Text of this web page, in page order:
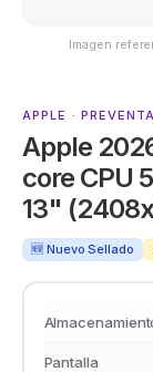
Imagen
APPLE · PREVENTA
Apple
core CPU
13"
🆕 Nuevo Sellado
Pantalla